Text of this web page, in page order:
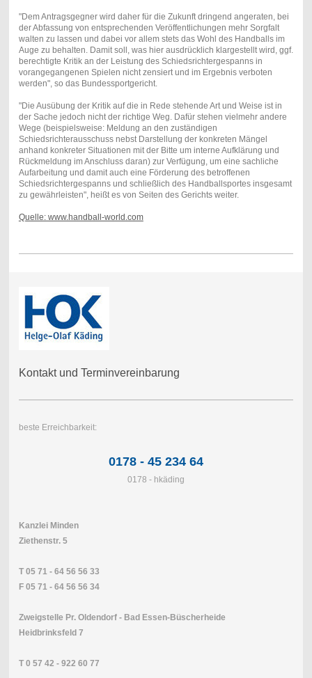
"Dem Antragsgegner wird daher für die Zukunft dringend angeraten, bei
der Abfassung von entsprechenden Veröffentlichungen mehr Sorgfalt
walten zu lassen und dabei vor allem stets das Wohl des Handballs im
Auge zu behalten. Damit soll, was hier ausdrücklich klargestellt wird, ggf.
berechtigte Kritik an der Leistung des Schiedsrichtergespanns in
vorangegangenen Spielen nicht zensiert und im Ergebnis verboten
werden", so das Bundessportgericht.
"Die Ausübung der Kritik auf die in Rede stehende Art und Weise ist in
der Sache jedoch nicht der richtige Weg. Dafür stehen vielmehr andere
Wege (beispielsweise: Meldung an den zuständigen
Schiedsrichterausschuss nebst Darstellung der konkreten Mängel
anhand konkreter Situationen mit der Bitte um interne Aufklärung und
Rückmeldung im Anschluss daran) zur Verfügung, um eine sachliche
Aufarbeitung und damit auch eine Förderung des betroffenen
Schiedsrichtergespanns und schließlich des Handballsportes insgesamt
zu gewährleisten", heißt es von Seiten des Gerichts weiter.
Quelle: www.handball-world.com
Kontakt und Terminvereinbarung
beste Erreichbarkeit:
0178 - 45 234 64
0178 - hkäding
Kanzlei Minden
Ziethenstr. 5
T 05 71 - 64 56 56 33
F 05 71 - 64 56 56 34
Zweigstelle Pr. Oldendorf - Bad Essen-Büscherheide
Heidbrinksfeld 7
T 0 57 42 - 922 60 77